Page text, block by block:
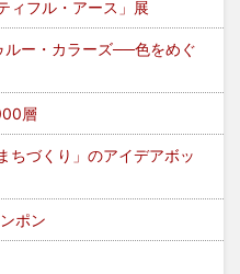
ィフル・アース」展
ー・カラーズ──色をめぐ
層
ちづくり」のアイデアボッ
ポン